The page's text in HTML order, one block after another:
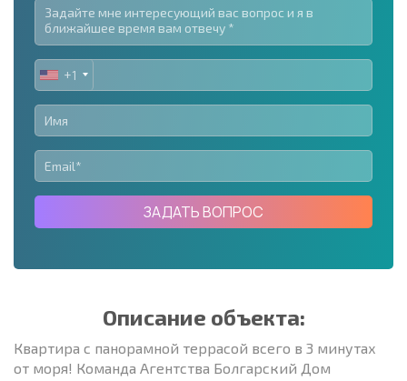
UNITED
STATES
+1
+1
ЗАДАТЬ ВОПРОС
Описание объекта:
Квартира с панорамной террасой всего в 3 минутах
от моря! Команда Агентства Болгарский Дом